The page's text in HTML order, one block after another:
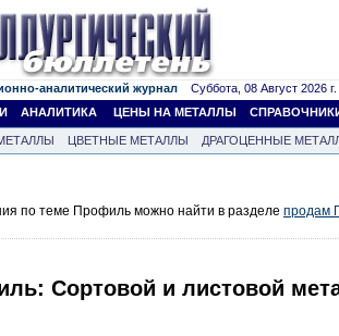
аналитический журнал Суббота, 08 Август 2026 г.
АНАЛИТИКА ЦЕНЫ НА МЕТАЛЛЫ
ЦВЕТНЫЕ МЕТАЛЛЫ
ДРАГОЦЕННЫЕ
по теме Профиль можно найти в разделе продам
Сортовой и листовой